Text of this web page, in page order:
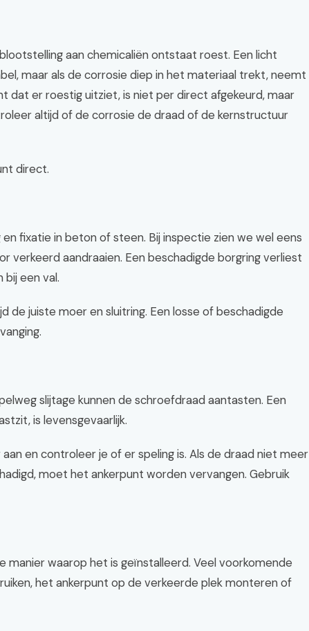
aan chemicaliën ontstaat roest. Een licht
maar als de corrosie diep in het materiaal trekt, neemt
dat er roestig uitziet, is niet per direct afgekeurd, maar
altijd of de corrosie de draad of de kernstructuur
direct.
fixatie in beton of steen. Bij inspectie zien we wel eens
verkeerd aandraaien. Een beschadigde borgring verliest
bij een val.
de juiste moer en sluitring. Een losse of beschadigde
slijtage kunnen de schroefdraad aantasten. Een
is levensgevaarlijk.
en controleer je of er speling is. Als de draad niet meer
moet het ankerpunt worden vervangen. Gebruik
manier waarop het is geïnstalleerd. Veel voorkomende
het ankerpunt op de verkeerde plek monteren of